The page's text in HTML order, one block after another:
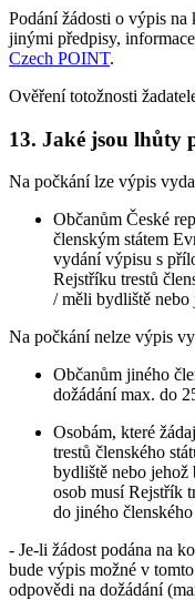
Podání žádosti o výpis
jinými předpisy,
Czech POINT.
Ověření totožnosti
13. Jaké jsou lhůty
Na počkání lze výpis
Občanům České
členským státem
vydání výpisu s
Rejstříku trestů
/ měli bydliště
Na počkání nelze výpis
Občanům jiného
dožádání max. do
Osobám, které
trestů členského
bydliště nebo
osob musí Rejstřík
do jiného
- Je-li žádost podána na
bude výpis možné v
odpovědi na dožádání